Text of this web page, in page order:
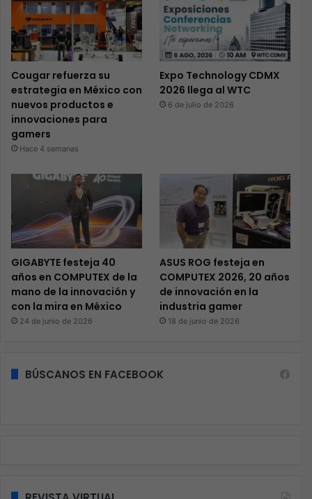
Cougar refuerza su
estrategia en México con
nuevos productos e
innovaciones para
gamers
Hace 4 semanas
Expo Technology CDMX
2026 llega al WTC
6 de julio de 2026
GIGABYTE festeja 40
años en COMPUTEX de la
mano de la innovación y
con la mira en México
24 de junio de 2026
ASUS ROG festeja en
COMPUTEX 2026, 20 años
de innovación en la
industria gamer
18 de junio de 2026
BÚSCANOS EN FACEBOOK